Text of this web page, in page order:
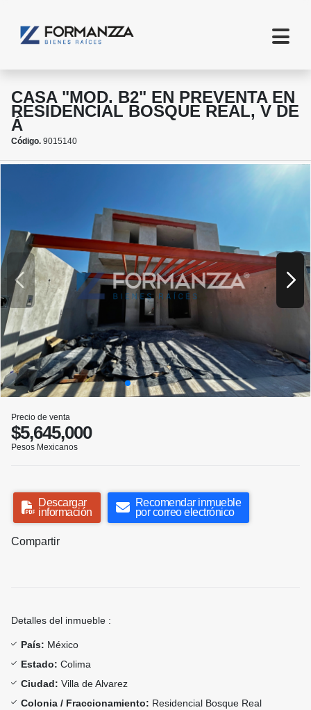
CASA "MOD. B2" EN PREVENTA EN
RESIDENCIAL BOSQUE REAL, V DE
Á
Código. 9015140
Precio de venta
$5,645,000
Pesos Mexicanos
Descargar
información
Recomendar inmueble
por correo electrónico
Compartir
Detalles del inmueble :
País: México
Estado: Colima
Ciudad: Villa de Alvarez
Colonia / Fraccionamiento: Residencial Bosque Real